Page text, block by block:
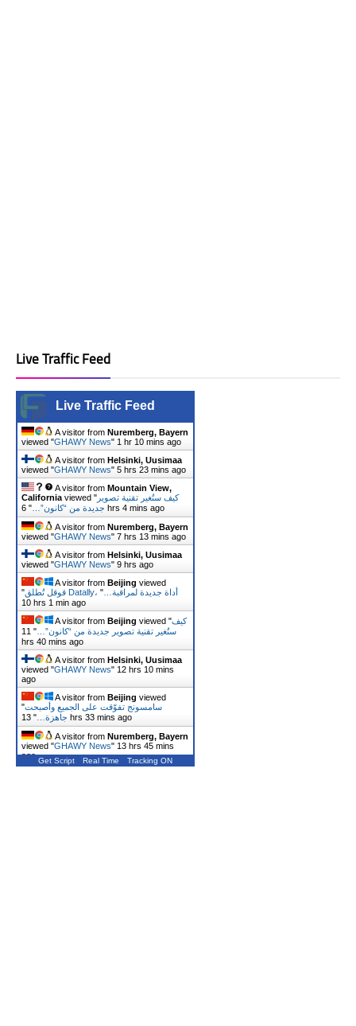
Live Traffic Feed
Live Traffic Feed
A visitor from Nuremberg, Bayern
viewed "GHAWY News" 1 hr 10 mins ago
A visitor from Helsinki, Uusimaa
viewed "GHAWY News" 5 hrs 23 mins ago
A visitor from Mountain View,
California viewed " كيف ستُغير تقنية تصوير
جديدة من “كانون”… "
6 hrs 4 mins ago
A visitor from Nuremberg, Bayern
viewed "GHAWY News" 7 hrs 13 mins ago
A visitor from Helsinki, Uusimaa
viewed "GHAWY News" 9 hrs ago
A visitor from Beijing viewed
"
قوقل تُطلق Datally، أداة جديدة لمراقبة… "
10 hrs 1 min ago
A visitor from Beijing viewed "كيف
ستُغير تقنية تصوير جديدة من “كانون”… "
11
hrs 40 mins ago
A visitor from Helsinki, Uusimaa
viewed "GHAWY News" 12 hrs 10 mins
ago
A visitor from Beijing viewed
"سامسونج تفوّقت على الجميع وأصبحت
جاهزة… "
13 hrs 33 mins ago
A visitor from Nuremberg, Bayern
viewed "GHAWY News" 13 hrs 45 mins
ago
Get Script Real Time Tracking ON